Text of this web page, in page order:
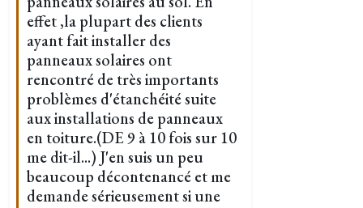
effet ,la plupart des clients
ayant fait installer des
panneaux solaires ont
rencontré de très importants
problèmes d'étanchéité suite
aux installations de panneaux
en toiture.(DE 9 à 10 fois sur 10
me dit-il...) J'en suis un peu
beaucoup décontenancé et me
demande sérieusement si une